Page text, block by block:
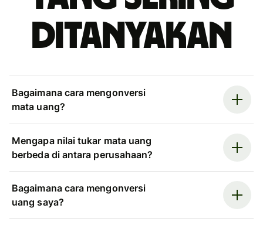
ditanyakan
Bagaimana cara mengonversi
mata uang?
Mengapa nilai tukar mata uang
berbeda di antara perusahaan?
Bagaimana cara mengonversi
uang saya?